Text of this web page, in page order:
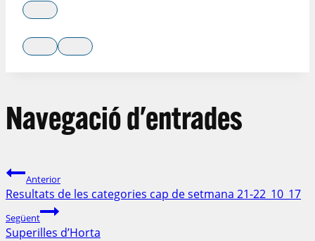
Navegació d'entrades
Anterior
Resultats de les categories cap de setmana 21-22_10_17
Següent
Superilles d’Horta